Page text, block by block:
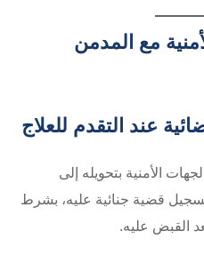
مع المدمن
عند التقدم للعلاج
الأمنية بتحويله إلى
قضية جنائية عليه، بشرط
القبض عليه.